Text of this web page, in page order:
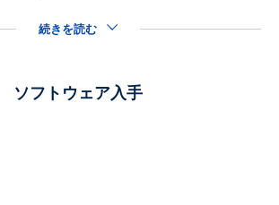
続きを読む
ソフトウェア入手